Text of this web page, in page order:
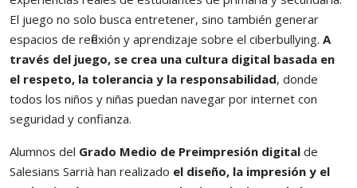
El juego no solo busca entretener, sino también generar
espacios de reflexión y aprendizaje sobre el ciberbullying. A
través del juego, se crea una cultura digital basada en
el respeto, la tolerancia y la responsabilidad, donde
todos los niños y niñas puedan navegar por internet con
seguridad y confianza.
Alumnos del Grado Medio de Preimpresión digital de
Salesians Sarrià han realizado el diseño, la impresión y el